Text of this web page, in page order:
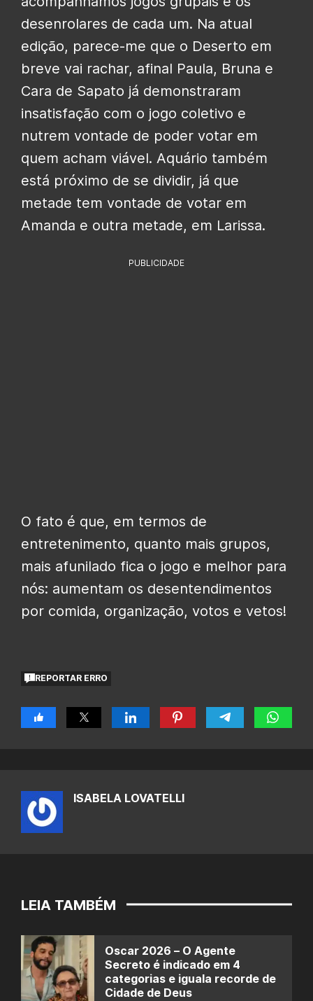
desenrolares de cada um. Na atual
edição, parece-me que o Deserto em
breve vai rachar, afinal Paula, Bruna e
Cara de Sapato já demonstraram
insatisfação com o jogo coletivo e
nutrem vontade de poder votar em
quem acham viável. Aquário também
está próximo de se dividir, já que
metade tem vontade de votar em
Amanda e outra metade, em Larissa.
PUBLICIDADE
O fato é que, em termos de
entretenimento, quanto mais grupos,
mais afunilado fica o jogo e melhor para
nós: aumentam os desentendimentos
por comida, organização, votos e vetos!
REPORTAR ERRO
ISABELA LOVATELLI
LEIA TAMBÉM
Oscar 2026 – O Agente
Secreto é indicado em 4
categorias e iguala recorde de
Cidade de Deus